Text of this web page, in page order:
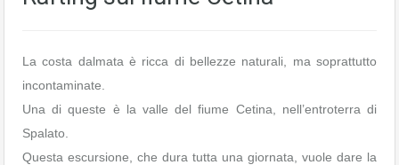
La costa dalmata è ricca di bellezze naturali, ma soprattutto
incontaminate.
Una di queste è la valle del fiume Cetina, nell’entroterra di
Spalato.
Questa escursione, che dura tutta una giornata, vuole dare la